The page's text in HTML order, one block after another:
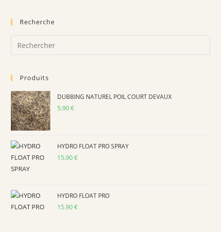
Recherche
Produits
DUBBING NATUREL POIL COURT DEVAUX
5.90€
HYDRO FLOAT PRO SPRAY
15.90€
HYDRO FLOAT PRO
15.90€